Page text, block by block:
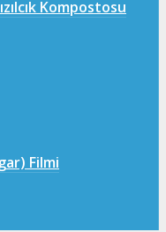
Kompostosu
Filmi